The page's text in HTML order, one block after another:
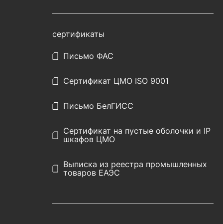
сертификаты
Письмо ФАС
Сертификат ЦМО ISO 9001
Письмо БелГИСС
Сертификат на пустые оболочки и IP
шкафов ЦМО
Выписка из реестра промышленных
товаров ЕАЭС